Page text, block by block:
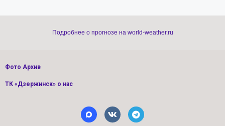
Подробнее о прогнозе на world-weather.ru
Фото Архив
ТК «Дзержинск» о нас